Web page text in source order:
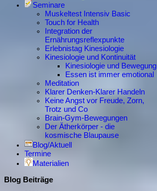
Seminare
Muskeltest Intensiv Basic
Touch for Health
Integration der
Ernährungsreflexpunkte
Erlebnistag Kinesiologie
Kinesiologie und Kontinuität
Kinesiologie und Bewegung
Essen ist immer emotional
Meditation
Klarer Denken-Klarer Handeln
Keine Angst vor Freude, Zorn,
Trotz und Co
Brain-Gym-Bewegungen
Der Ätherkörper - die
kosmische Blaupause
Blog/Aktuell
Termine
Materialien
Blog Beiträge